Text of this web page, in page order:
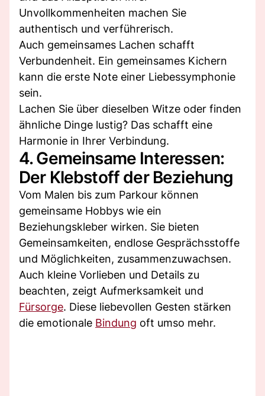
Unvollkommenheiten machen Sie
authentisch und verführerisch.
Auch gemeinsames Lachen schafft
Verbundenheit. Ein gemeinsames Kichern
kann die erste Note einer Liebessymphonie
sein.
Lachen Sie über dieselben Witze oder finden
ähnliche Dinge lustig? Das schafft eine
Harmonie in Ihrer Verbindung.
4. Gemeinsame Interessen:
Der Klebstoff der Beziehung
Vom Malen bis zum Parkour können
gemeinsame Hobbys wie ein
Beziehungskleber wirken. Sie bieten
Gemeinsamkeiten, endlose Gesprächsstoffe
und Möglichkeiten, zusammenzuwachsen.
Auch kleine Vorlieben und Details zu
beachten, zeigt Aufmerksamkeit und
Fürsorge. Diese liebevollen Gesten stärken
die emotionale Bindung oft umso mehr.